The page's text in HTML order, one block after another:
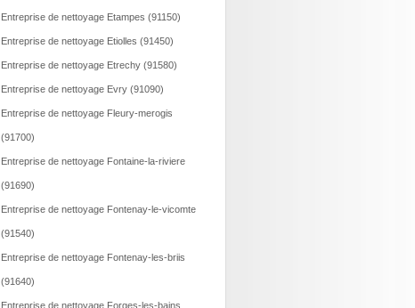
Entreprise de nettoyage Etampes (91150)
Entreprise de nettoyage Etiolles (91450)
Entreprise de nettoyage Etrechy (91580)
Entreprise de nettoyage Evry (91090)
Entreprise de nettoyage Fleury-merogis
(91700)
Entreprise de nettoyage Fontaine-la-riviere
(91690)
Entreprise de nettoyage Fontenay-le-vicomte
(91540)
Entreprise de nettoyage Fontenay-les-briis
(91640)
Entreprise de nettoyage Forges-les-bains